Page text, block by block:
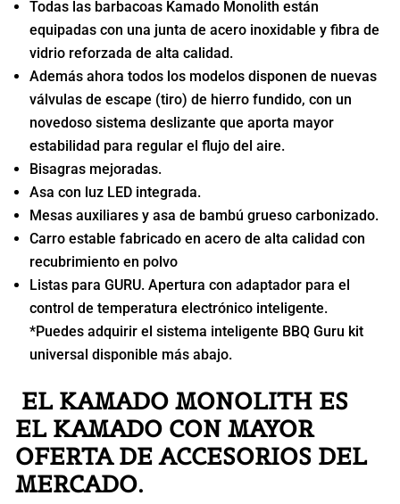
Todas las barbacoas Kamado Monolith están
equipadas con una junta de acero inoxidable y fibra de
vidrio reforzada de alta calidad.
Además ahora todos los modelos disponen de nuevas
válvulas de escape (tiro) de hierro fundido, con un
novedoso sistema deslizante que aporta mayor
estabilidad para regular el flujo del aire.
Bisagras mejoradas.
Asa con luz LED integrada.
Mesas auxiliares y asa de bambú grueso carbonizado.
Carro estable fabricado en acero de alta calidad con
recubrimiento en polvo
Listas para GURU. Apertura con adaptador para el
control de temperatura electrónico inteligente.
*Puedes adquirir el sistema inteligente BBQ Guru kit
universal disponible más abajo.
EL KAMADO MONOLITH ES
EL KAMADO CON MAYOR
OFERTA DE ACCESORIOS DEL
MERCADO.